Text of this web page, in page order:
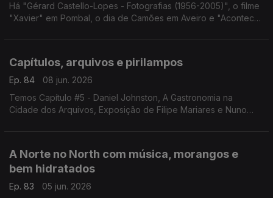
Há "Gérard Castello-Lopes - Fotografias (1956-2005)", o filme
"Xavier" em Pombal, o dia de Camões em Aveiro e "Acontece
Capítulos, arquivos e pirilampos
Ep. 84
08 jun. 2026
Temos Capítulo #5 - Daniel Johnston, A Gastronomia na
Cidade dos Arquivos, Exposição de Filipe Mariares e Nuno
A Norte no North com música, morangos e
bem hidratados
Ep. 83
05 jun. 2026